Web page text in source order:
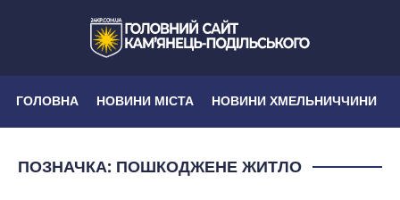
ГОЛОВНА НОВИНИ МІСТА НОВИНИ ХМЕЛЬНИЧЧИНИ
ПОЗНАЧКА: ПОШКОДЖЕНЕ ЖИТЛО